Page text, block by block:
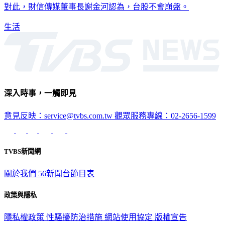
對此，財信傳媒董事長謝金河認為，台股不會崩盤。
生活
深入時事，一觸即見
意見反映：service@tvbs.com.tw 觀眾服務專線：02-2656-1599
TVBS新聞網
關於我們 56新聞台節目表
政策與隱私
隱私權政策 性騷擾防治措施 網站使用協定 版權宣告